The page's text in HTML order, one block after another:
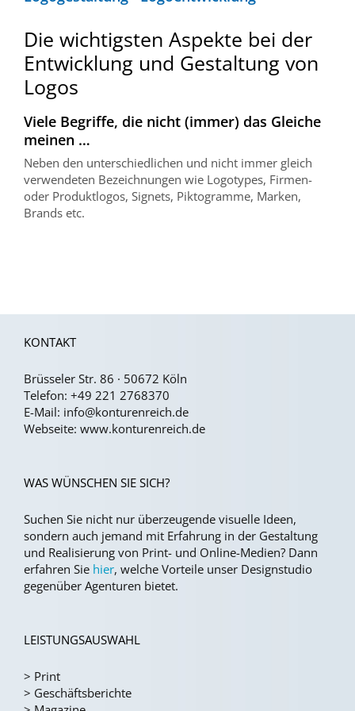
Die wichtigsten Aspekte bei der
Entwicklung und Gestaltung von
Logos
Viele Begriffe, die nicht (immer) das Gleiche
meinen …
Neben den unterschiedlichen und nicht immer gleich
verwendeten Bezeichnungen wie Logotypes, Firmen-
oder Produktlogos, Signets, Piktogramme, Marken,
Brands etc.
KONTAKT
Brüsseler Str. 86 · 50672 Köln
Telefon: +49 221 2768370
E-Mail: info@konturenreich.de
Webseite: www.konturenreich.de
WAS WÜNSCHEN SIE SICH?
Suchen Sie nicht nur überzeugende visuelle Ideen,
sondern auch jemand mit Erfahrung in der Gestaltung
und Realisierung von Print- und Online-Medien? Dann
erfahren Sie hier, welche Vorteile unser Designstudio
gegenüber Agenturen bietet.
LEISTUNGSAUSWAHL
> Print
> Geschäftsberichte